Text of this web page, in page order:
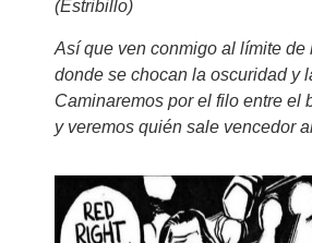
(Estribillo)
Así que ven conmigo al límite de
donde se chocan la oscuridad y
Caminaremos por el filo entre el
y veremos quién sale vencedor